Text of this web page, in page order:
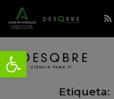
Etiqueta: